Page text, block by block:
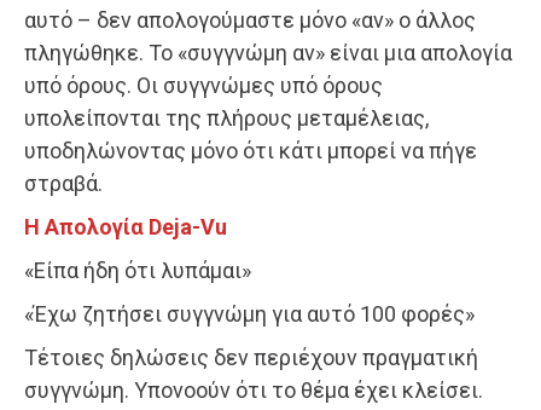
αυτό – δεν απολογούμαστε μόνο «αν» ο άλλος
πληγώθηκε. Το «συγγνώμη αν» είναι μια απολογία
υπό όρους. Οι συγγνώμες υπό όρους
υπολείπονται της πλήρους μεταμέλειας,
υποδηλώνοντας μόνο ότι κάτι μπορεί να πήγε
στραβά.
Η Απολογία Deja-Vu
«Είπα ήδη ότι λυπάμαι»
«Έχω ζητήσει συγγνώμη για αυτό 100 φορές»
Τέτοιες δηλώσεις δεν περιέχουν πραγματική
συγγνώμη. Υπονοούν ότι το θέμα έχει κλείσει.